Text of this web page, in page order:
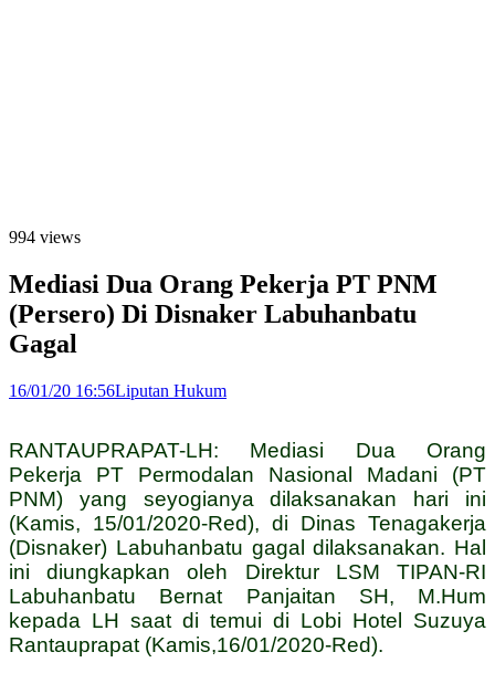
994 views
Mediasi Dua Orang Pekerja PT PNM
(Persero) Di Disnaker Labuhanbatu
Gagal
16/01/20 16:56Liputan Hukum
RANTAUPRAPAT-LH: Mediasi Dua Orang
Pekerja PT Permodalan Nasional Madani (PT
PNM) yang seyogianya dilaksanakan hari ini
(Kamis, 15/01/2020-Red), di Dinas Tenagakerja
(Disnaker) Labuhanbatu gagal dilaksanakan. Hal
ini diungkapkan oleh Direktur LSM TIPAN-RI
Labuhanbatu Bernat Panjaitan SH, M.Hum
kepada LH saat di temui di Lobi Hotel Suzuya
Rantauprapat (Kamis,16/01/2020-Red).